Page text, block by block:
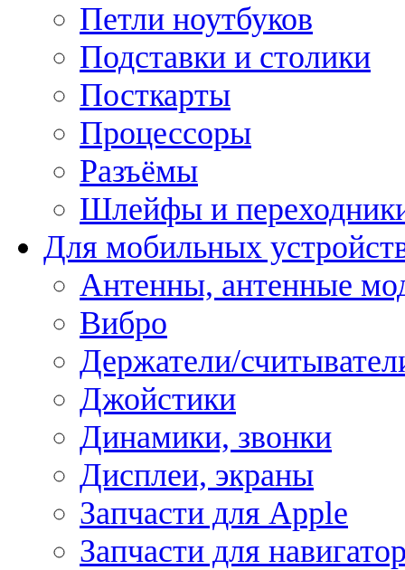
Петли ноутбуков
Подставки и столики
Посткарты
Процессоры
Разъёмы
Шлейфы и
Для мобильных
Антенны, антенные
Вибро
Держатели/
Джойстики
Динамики, звонки
Дисплеи, экраны
Запчасти для Apple
Запчасти для